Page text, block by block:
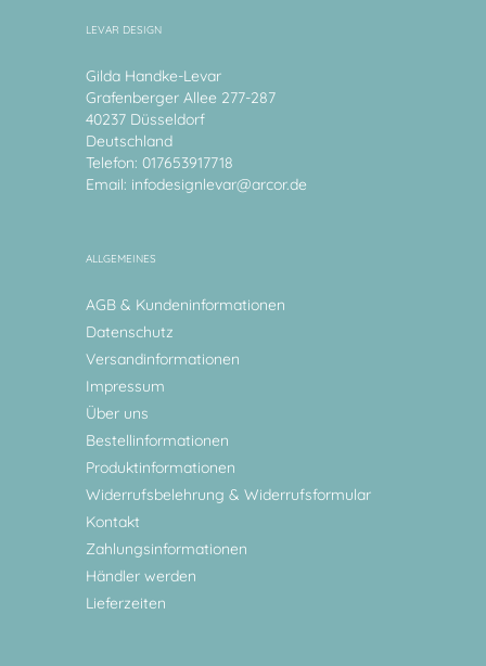
LEVAR DESIGN
Gilda Handke-Levar
Grafenberger Allee 277-287
40237 Düsseldorf
Deutschland
Telefon: 017653917718
Email: infodesignlevar@arcor.de
ALLGEMEINES
AGB & Kundeninformationen
Datenschutz
Versandinformationen
Impressum
Über uns
Bestellinformationen
Produktinformationen
Widerrufsbelehrung & Widerrufsformular
Kontakt
Zahlungsinformationen
Händler werden
Lieferzeiten